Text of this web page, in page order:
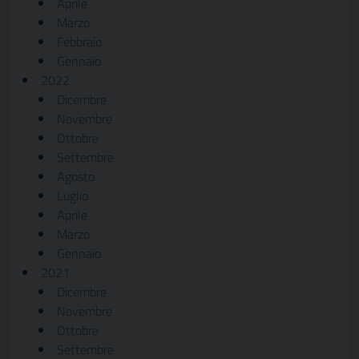
Marzo
Febbraio
Gennaio
2022
Dicembre
Novembre
Ottobre
Settembre
Agosto
Luglio
Aprile
Marzo
Gennaio
2021
Dicembre
Novembre
Ottobre
Settembre